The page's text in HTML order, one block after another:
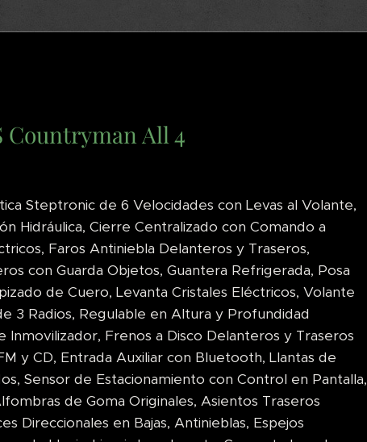
Countryman All 4
Steptronic de 6 Velocidades con Levas al Volante,
Hidráulica, Cierre Centralizado con Comando a
Faros Antiniebla Delanteros y Traseros,
con Guarda Objetos, Guantera Refrigerada, Posa
de Cuero, Levanta Cristales Eléctricos, Volante
3 Radios, Regulable en Altura y Profundidad
Inmovilizador, Frenos a Disco Delanteros y Traseros
y CD, Entrada Auxiliar con Bluetooth, Llantas de
Sensor de Estacionamiento con Control en Pantalla,
de Goma Originales, Asientos Traseros
Direccionales en Bajas, Antinieblas, Espejos